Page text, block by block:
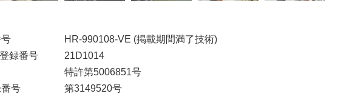
HR-990108-VE (掲載期間満了技術)
録番号
21D1014
特許第5006851号
号
第3149520号